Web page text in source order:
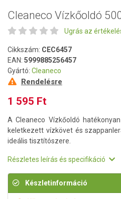
Cleaneco Vízkőoldó
Ugrás az
Cikkszám: CEC6457
EAN: 5999885256457
Gyártó: Cleaneco
Rendelésre
1 595 Ft
A Cleaneco Vízkőoldó
keletkezett vízkövet és
ideális tisztítószere.
Részletes leírás és specifikáció
Készletinformáció